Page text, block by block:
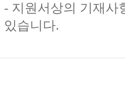
- 지원서상의 기재사
있습니다.